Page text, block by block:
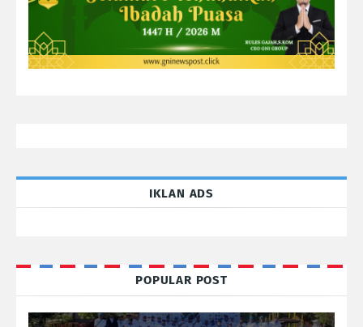
IKLAN ADS
POPULAR POST